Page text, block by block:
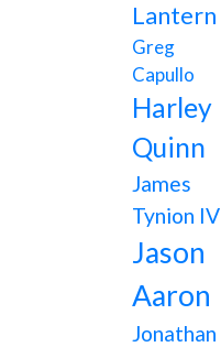
Lantern
Greg
Capullo
Harley
Quinn
James
Tynion IV
Jason
Aaron
Jonathan